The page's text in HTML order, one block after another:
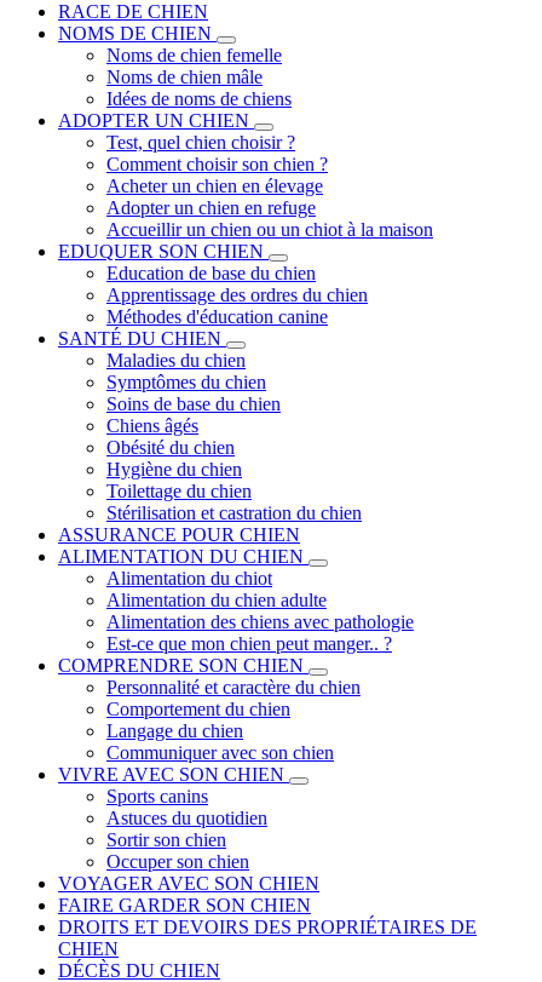
RACE DE CHIEN
NOMS DE CHIEN
Noms de chien femelle
Noms de chien mâle
Idées de noms de chiens
ADOPTER UN CHIEN
Test, quel chien choisir ?
Comment choisir son chien ?
Acheter un chien en élevage
Adopter un chien en refuge
Accueillir un chien ou un chiot à la maison
EDUQUER SON CHIEN
Education de base du chien
Apprentissage des ordres du chien
Méthodes d'éducation canine
SANTÉ DU CHIEN
Maladies du chien
Symptômes du chien
Soins de base du chien
Chiens âgés
Obésité du chien
Hygiène du chien
Toilettage du chien
Stérilisation et castration du chien
ASSURANCE POUR CHIEN
ALIMENTATION DU CHIEN
Alimentation du chiot
Alimentation du chien adulte
Alimentation des chiens avec pathologie
Est-ce que mon chien peut manger.. ?
COMPRENDRE SON CHIEN
Personnalité et caractère du chien
Comportement du chien
Langage du chien
Communiquer avec son chien
VIVRE AVEC SON CHIEN
Sports canins
Astuces du quotidien
Sortir son chien
Occuper son chien
VOYAGER AVEC SON CHIEN
FAIRE GARDER SON CHIEN
DROITS ET DEVOIRS DES PROPRIÉTAIRES DE
CHIEN
DÉCÈS DU CHIEN